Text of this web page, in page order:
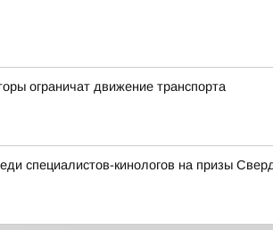
ограничат движение транспорта
специалистов-кинологов на призы